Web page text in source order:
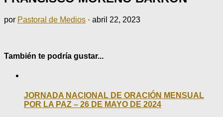
por Pastoral de Medios · abril 22, 2023
También te podría gustar...
JORNADA NACIONAL DE ORACIÓN MENSUAL
POR LA PAZ – 26 DE MAYO DE 2024